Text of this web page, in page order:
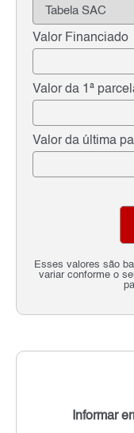
Valor Financiado
Valor da 1ª
Valor da última
Esses valores são
variar conforme o
Informar